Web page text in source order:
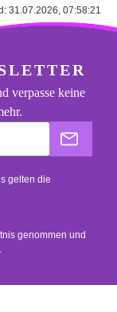
31.07.2026, 07:58:21
verpasse keine
Der
gelten die
genommen und